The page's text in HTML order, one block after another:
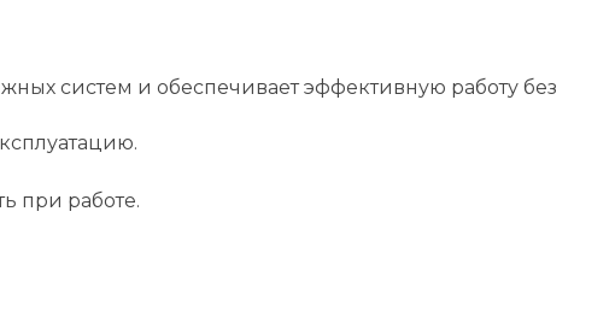
систем и обеспечивает эффективную работу без
при работе.